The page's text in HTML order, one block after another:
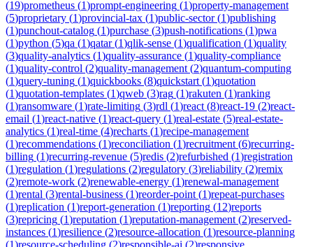
(19)prometheus (1)prompt-engineering (1)property-management
(5)proprietary (1)provincial-tax (1)public-sector(1)publishing
(1)punchout-catalog (1)purchase (3)push-notifications (1)pwa
(1)python (5)qa (1)qatar(1)qlik-sense (1)qualification (1)quality
(3)quality-analytics (1)quality-assurance (1)quality-compliance
(1)quality-control (2)quality-management (2)quantum-computing
(1)query-tuning (1)quickbooks (8)quickstart (1)quotation
(1)quotation-templates (1)qweb (3)rag (1)rakuten (1)ranking
(1)ransomware (1)rate-limiting (3)rdl (1)react (8)react-19 (2)react-
email (1)react-native (1)react-query (1)real-estate (5)real-estate-
analytics (1)real-time (4)recharts (1)recipe-management
(1)recommendations (1)reconciliation (1)recruitment (6)recurring-
billing (1)recurring-revenue (5)redis (2)refurbished (1)registration
(1)regulation (1)regulations (2)regulatory (3)reliability (2)remix
(2)remote-work (2)renewable-energy (1)renewal-management
(1)rental (3)rental-business (1)reorder-point (1)repeat-purchases
(1)replication (1)report-generation (1)reporting (12)reports
(3)repricing (1)reputation (1)reputation-management (2)reserved-
instances (1)resilience (2)resource-allocation (1)resource-planning
(1)resource-scheduling (2)responsible-ai (2)responsive